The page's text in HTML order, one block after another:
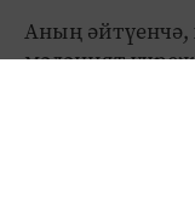
Аның әйтүенчә,
мәдәният